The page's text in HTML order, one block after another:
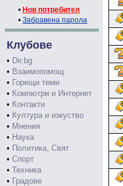
• Нов потребител
• Забравена парола
Клубове
• Dir.bg
• Взаимопомощ
• Горещи теми
• Компютри и Интернет
• Контакти
• Култура и изкуство
• Мнения
• Наука
• Политика, Свят
• Спорт
• Техника
• Градове